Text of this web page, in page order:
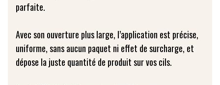
parfaite.
Avec son ouverture plus large, l’application est précise,
uniforme, sans aucun paquet ni effet de surcharge, et
dépose la juste quantité de produit sur vos cils.